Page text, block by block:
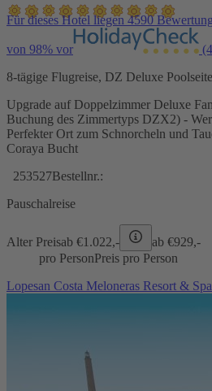
Für dieses Hotel liegen 4590
von 98% vor
8-tägige Flugreise, DZ Deluxe
Upgrade auf Doppelzimmer Deluxe
Buchung des Zimmertyps DZX2) -
Perfekter Ort zum Schnorcheln und
Coraya Bucht
253527Bestellnr.:
Pauschalreise
Alter Preisab €1.022,- ab €929,-
pro PersonPreis pro Person
Lopesan Costa Meloneras Resort & Spa